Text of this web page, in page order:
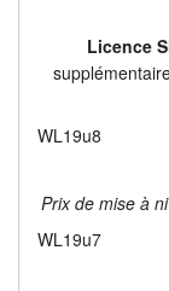
Licence
WL19u8
Prix de mise à
WL19u7